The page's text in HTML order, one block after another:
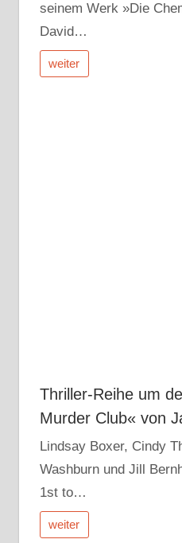
seinem Werk »Die
David…
weiter
Thriller-Reihe um
Murder Club« von
Lindsay Boxer, Cindy
Washburn und Jill
1st to…
weiter